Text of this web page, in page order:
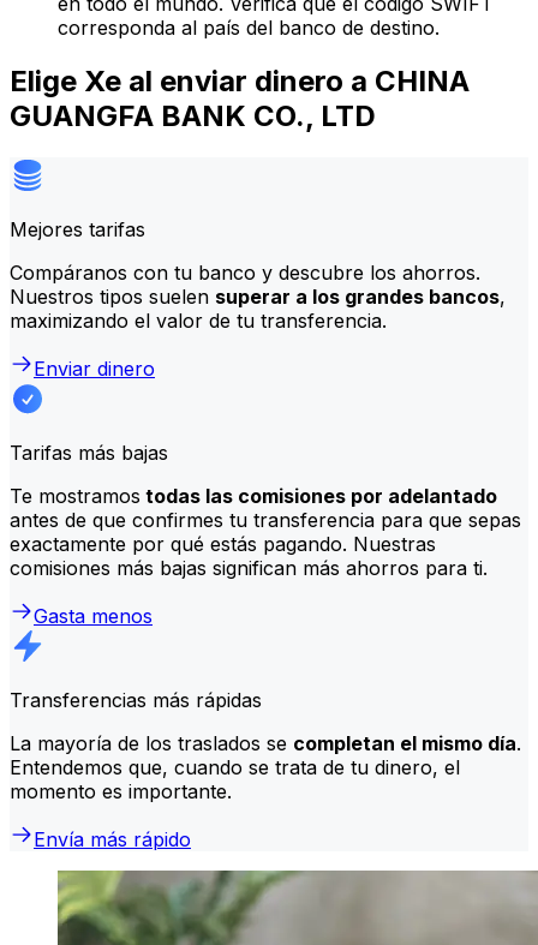
corresponda al país del banco de destino.
Elige Xe al enviar dinero a CHINA
GUANGFA BANK CO., LTD
Mejores tarifas
Compáranos con tu banco y descubre los ahorros.
Nuestros tipos suelen superar a los grandes bancos,
maximizando el valor de tu transferencia.
Enviar dinero
Tarifas más bajas
Te mostramos todas las comisiones por adelantado
antes de que confirmes tu transferencia para que sepas
exactamente por qué estás pagando. Nuestras
comisiones más bajas significan más ahorros para ti.
Gasta menos
Transferencias más rápidas
La mayoría de los traslados se completan el mismo día.
Entendemos que, cuando se trata de tu dinero, el
momento es importante.
Envía más rápido